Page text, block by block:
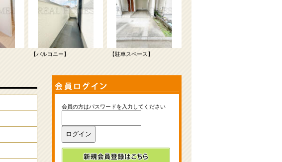
【バルコニー】 【駐車スペース】
会員の方はパスワードを入力してください